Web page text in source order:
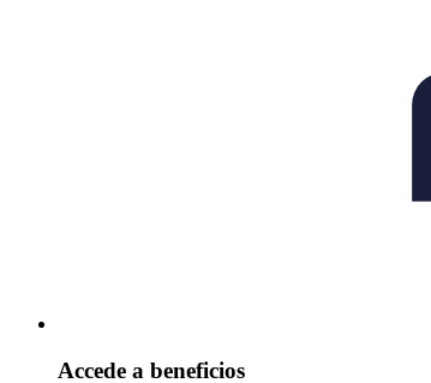
Accede a beneficios